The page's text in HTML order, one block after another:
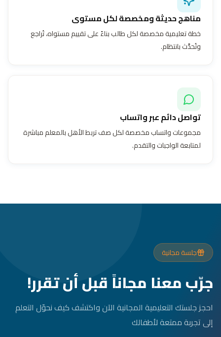
مناهج حديثة ومخصصة لكل مستوى
خطة تعليمية مخصصة لكل طالب بناءً على تقييم مستواه، تُراجع
وتُحدَّث بانتظام.
تواصل دائم عبر واتساب
مجموعات واتساب مخصصة لكل صف تربط الأهل بالمعلم مباشرة
لمتابعة الواجبات والتقدم.
جلسة مجانية
جرّب معنا مجاناً قبل أن تقرر!
احجز جلستك التعليمية المجانية الآن واكتشف كيف نحوّل التعلم
إلى تجربة ممتعة لأطفالك